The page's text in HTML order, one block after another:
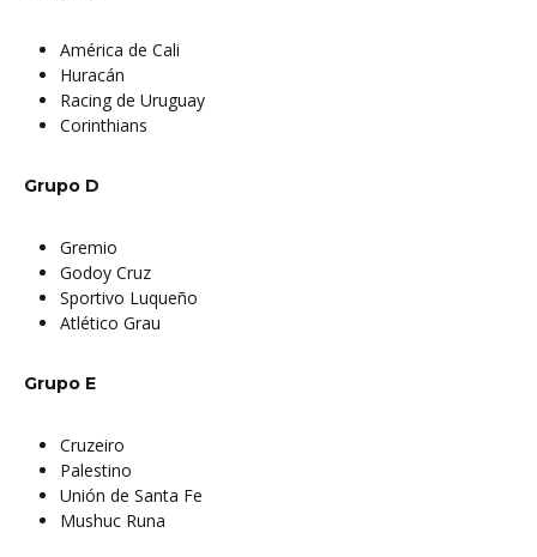
América de Cali
Huracán
Racing de Uruguay
Corinthians
Grupo D
Gremio
Godoy Cruz
Sportivo Luqueño
Atlético Grau
Grupo E
Cruzeiro
Palestino
Unión de Santa Fe
Mushuc Runa